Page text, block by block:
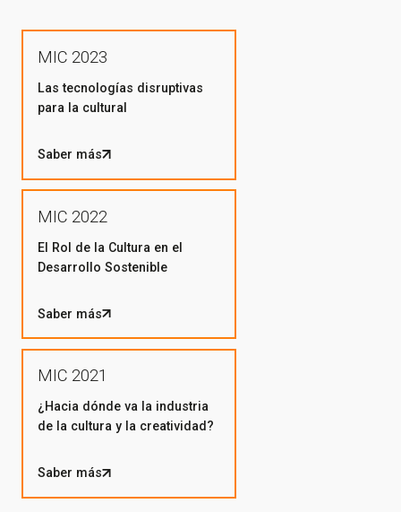
MIC 2023
Las tecnologías disruptivas
para la cultural
Saber más
MIC 2022
El Rol de la Cultura en el
Desarrollo Sostenible
Saber más
MIC 2021
¿Hacia dónde va la industria
de la cultura y la creatividad?
Saber más